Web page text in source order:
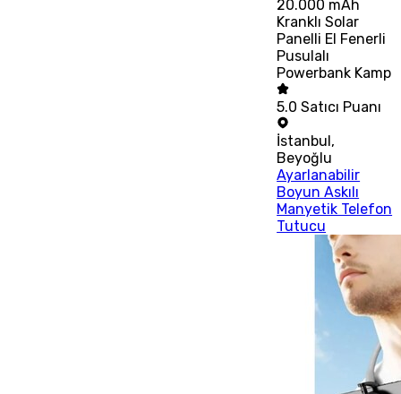
20.000 mAh
Kranklı Solar
Panelli El Fenerli
Pusulalı
Powerbank Kamp
5.0 Satıcı Puanı
İstanbul,
Beyoğlu
Ayarlanabilir
Boyun Askılı
Manyetik Telefon
Tutucu